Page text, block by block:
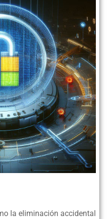
la eliminación accidental